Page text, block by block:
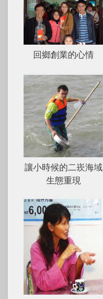
回鄉創業的心情
讓小時候的二崁海域
生態重現